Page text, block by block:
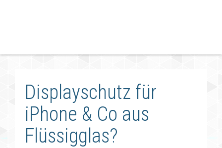
Displayschutz für
iPhone & Co aus
Flüssigglas?